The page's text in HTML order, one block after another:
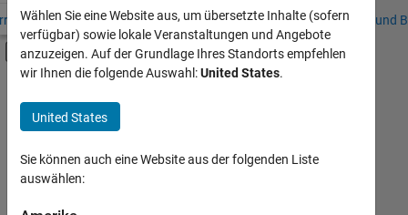
– Übersicht Stellensuche Niederlassungen Studierende und
Umschaltung für Off-Canvas-
Hauptinhalt
Programm für Berufseinsteiger (EDG)
Advanced Support
User Experience
+2
Wählen Sie eine Website aus, um übersetzte Inhalte (sofern
verfügbar) sowie lokale Veranstaltungen und Angebote
anzuzeigen. Auf der Grundlage Ihres Standorts empfehlen
wir Ihnen die folgende Auswahl:United States.
United States
Sie können auch eine Website aus der folgenden Liste
auswählen: